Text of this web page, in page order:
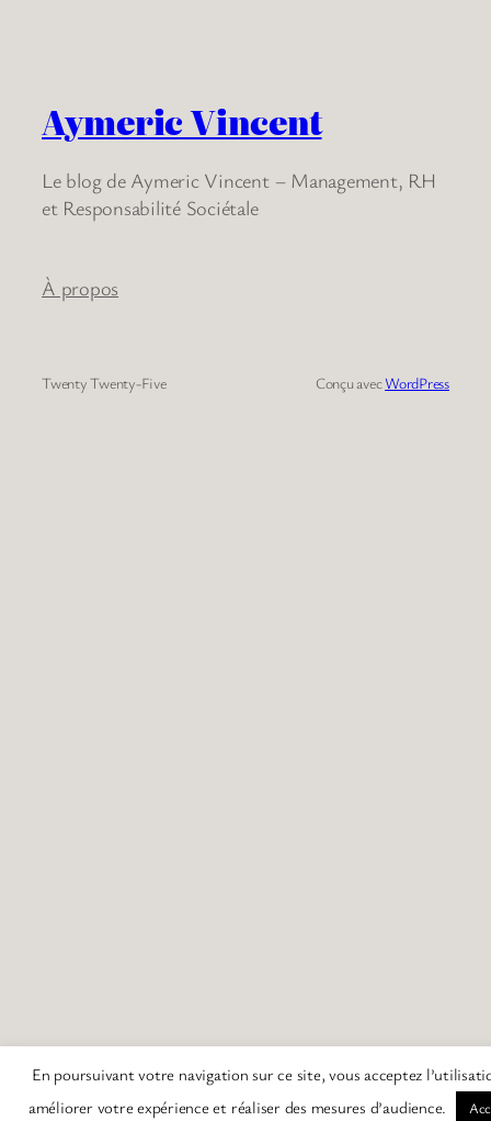
Aymeric Vincent
Le blog de Aymeric Vincent – Management, RH
et Responsabilité Sociétale
À propos
Twenty Twenty-Five Conçu avecWordPress
En poursuivant votre navigation sur ce site, vous acceptez
améliorer votre expérience et réaliser des mesures d’audience.